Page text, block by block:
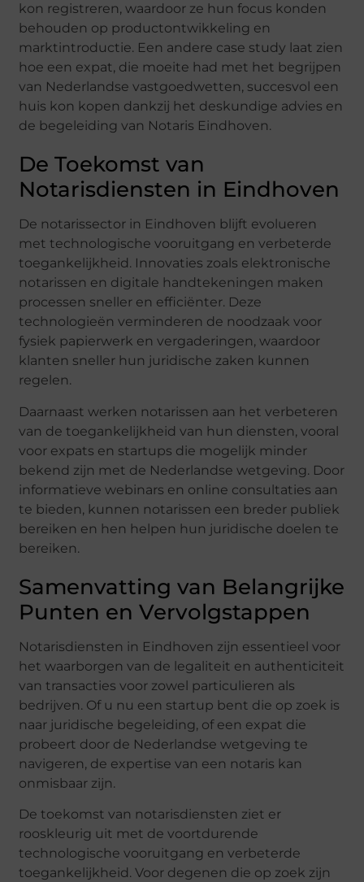
kon registreren, waardoor ze hun focus konden
behouden op productontwikkeling en
marktintroductie. Een andere case study laat zien
hoe een expat, die moeite had met het begrijpen
van Nederlandse vastgoedwetten, succesvol een
huis kon kopen dankzij het deskundige advies en
de begeleiding van Notaris Eindhoven.
De Toekomst van
Notarisdiensten in Eindhoven
De notarissector in Eindhoven blijft evolueren
met technologische vooruitgang en verbeterde
toegankelijkheid. Innovaties zoals elektronische
notarissen en digitale handtekeningen maken
processen sneller en efficiënter. Deze
technologieën verminderen de noodzaak voor
fysiek papierwerk en vergaderingen, waardoor
klanten sneller hun juridische zaken kunnen
regelen.
Daarnaast werken notarissen aan het verbeteren
van de toegankelijkheid van hun diensten, vooral
voor expats en startups die mogelijk minder
bekend zijn met de Nederlandse wetgeving. Door
informatieve webinars en online consultaties aan
te bieden, kunnen notarissen een breder publiek
bereiken en hen helpen hun juridische doelen te
bereiken.
Samenvatting van Belangrijke
Punten en Vervolgstappen
Notarisdiensten in Eindhoven zijn essentieel voor
het waarborgen van de legaliteit en authenticiteit
van transacties voor zowel particulieren als
bedrijven. Of u nu een startup bent die op zoek is
naar juridische begeleiding, of een expat die
probeert door de Nederlandse wetgeving te
navigeren, de expertise van een notaris kan
onmisbaar zijn.
De toekomst van notarisdiensten ziet er
rooskleurig uit met de voortdurende
technologische vooruitgang en verbeterde
toegankelijkheid. Voor degenen die op zoek zijn